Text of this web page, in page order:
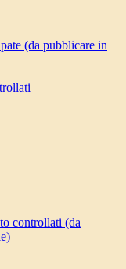
(da pubblicare in
controllati (da